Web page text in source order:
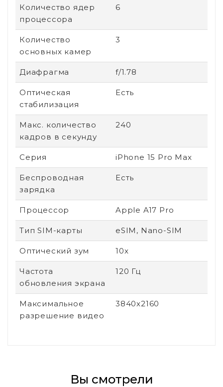
Количество ядер
процессора
6
Количество
основных камер
3
Диафрагма f/1.78
Оптическая
стабилизация
Есть
Макс. количество
кадров в секунду
240
Серия iPhone 15 Pro Max
Беспроводная
зарядка
Есть
Процессор Apple A17 Pro
Тип SIM-карты eSIM, Nano-SIM
Оптический зум 10x
Частота
обновления экрана
120 Гц
Максимальное
разрешение видео
3840x2160
Вы смотрели